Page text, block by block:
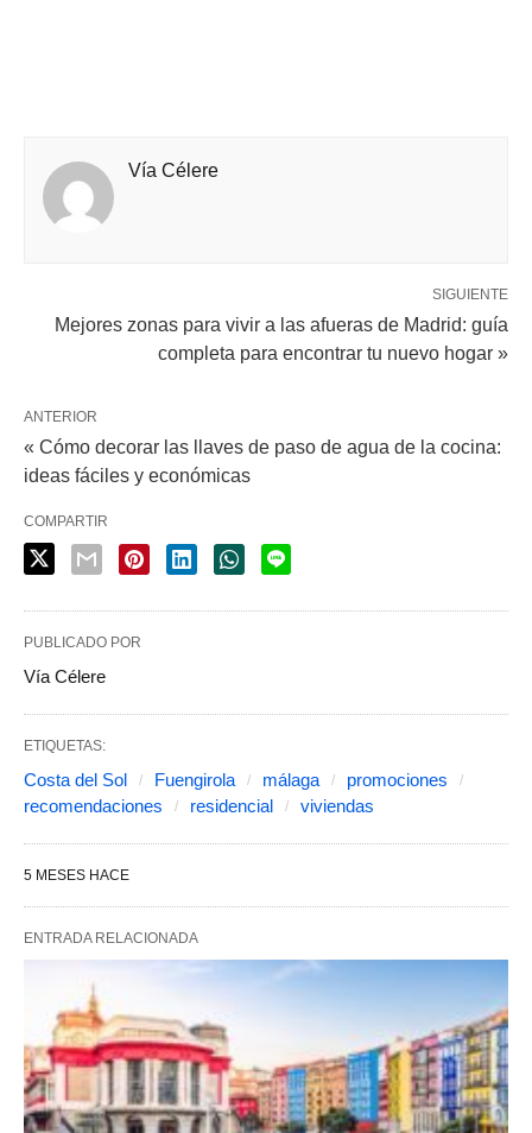
Vía Célere
SIGUIENTE
Mejores zonas para vivir a las afueras de Madrid: guía
completa para encontrar tu nuevo hogar »
ANTERIOR
« Cómo decorar las llaves de paso de agua de la cocina:
ideas fáciles y económicas
COMPARTIR
PUBLICADO POR
Vía Célere
ETIQUETAS:
Costa del Sol Fuengirola málaga
promociones
recomendaciones
residencial viviendas
5 MESES HACE
ENTRADA RELACIONADA